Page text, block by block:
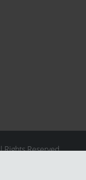
Rights Reserved